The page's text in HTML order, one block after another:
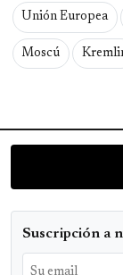
Unión Europea
Moscú
Suscripción a